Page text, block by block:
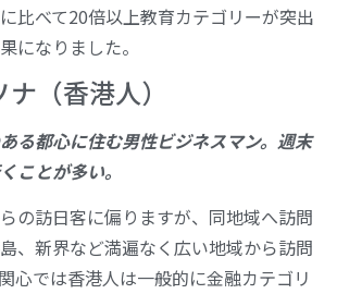
比べて20倍以上教育カテゴリーが突出
になりました。
（香港人）
る都心に住む男性ビジネスマン。週末
ことが多い。
の訪日客に偏りますが、同地域へ訪問
、新界など満遍なく広い地域から訪問
心では香港人は一般的に金融カテゴリ